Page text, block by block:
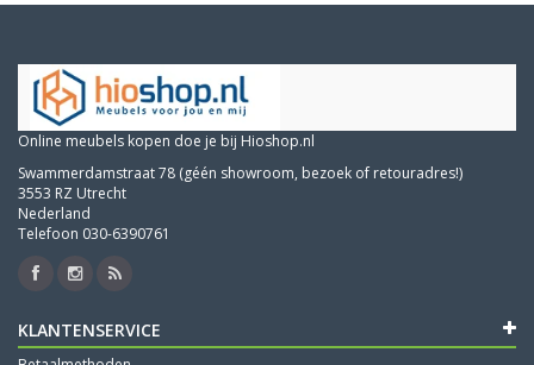
Online meubels kopen doe je bij Hioshop.nl
Swammerdamstraat 78 (géén showroom, bezoek of retouradres!)
3553 RZ Utrecht
Nederland
Telefoon 030-6390761
KLANTENSERVICE